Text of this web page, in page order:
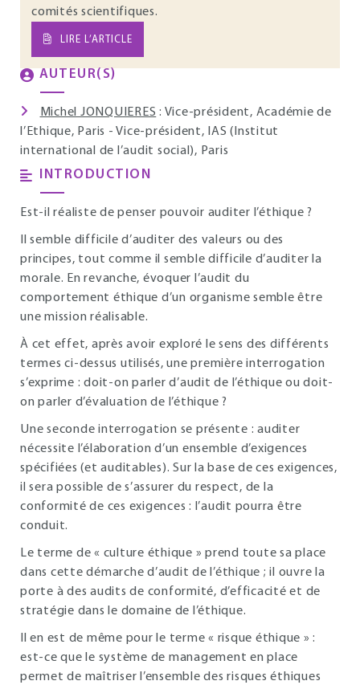
comités scientifiques.
LIRE L’ARTICLE
AUTEUR(S)
Michel JONQUIERES : Vice-président, Académie de
l’Ethique, Paris - Vice-président, IAS (Institut
international de l’audit social), Paris
INTRODUCTION
Est-il réaliste de penser pouvoir auditer l’éthique ?
Il semble difficile d’auditer des valeurs ou des
principes, tout comme il semble difficile d’auditer la
morale. En revanche, évoquer l’audit du
comportement éthique d’un organisme semble être
une mission réalisable.
À cet effet, après avoir exploré le sens des différents
termes ci-dessus utilisés, une première interrogation
s’exprime : doit-on parler d’audit de l’éthique ou doit-
on parler d’évaluation de l’éthique ?
Une seconde interrogation se présente : auditer
nécessite l’élaboration d’un ensemble d’exigences
spécifiées (et auditables). Sur la base de ces exigences,
il sera possible de s’assurer du respect, de la
conformité de ces exigences : l’audit pourra être
conduit.
Le terme de « culture éthique » prend toute sa place
dans cette démarche d’audit de l’éthique ; il ouvre la
porte à des audits de conformité, d’efficacité et de
stratégie dans le domaine de l’éthique.
Il en est de même pour le terme « risque éthique » :
est-ce que le système de management en place
permet de maîtriser l’ensemble des risques éthiques